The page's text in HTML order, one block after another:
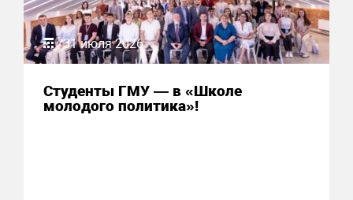
31 июля 2026
Студенты ГМУ — в «Школе
молодого политика»!